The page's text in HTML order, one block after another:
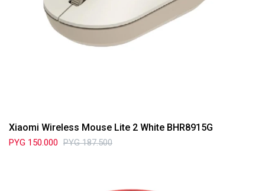
Xiaomi Wireless Mouse Lite 2 White BHR8915G
PYG 150.000 PYG 187.500